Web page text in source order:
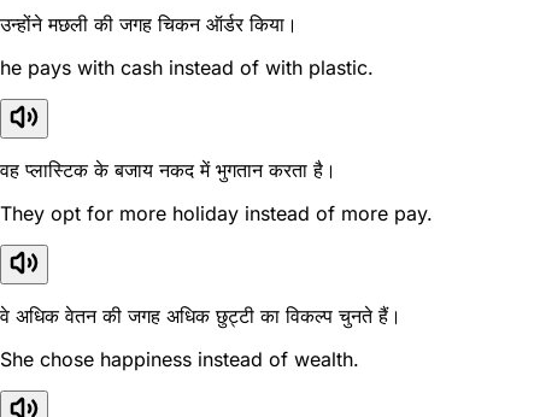
उन्होंने मछली की जगह चिकन ऑर्डर किया।
he pays with cash instead of with plastic.
वह प्लास्टिक के बजाय नकद में भुगतान करता है।
They opt for more holiday instead of more pay.
वे अधिक वेतन की जगह अधिक छुट्टी का विकल्प चुनते हैं।
She chose happiness instead of wealth.